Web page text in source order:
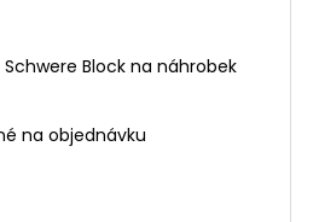
Block na náhrobek
na objednávku